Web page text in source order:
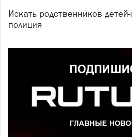
Искать родственников детей-сирот поможет
полиция